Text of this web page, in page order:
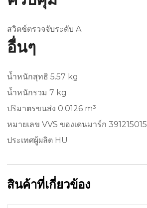
สวิตช์ตรวจจับระดับ A
อื่นๆ
น้ำหนักสุทธิ 5.57 kg
น้ำหนักรวม 7 kg
ปริมาตรขนส่ง 0.0126 m³
หมายเลข VVS ของเดนมาร์ก 391215015
ประเทศผู้ผลิต HU
สินค้าที่เกี่ยวข้อง